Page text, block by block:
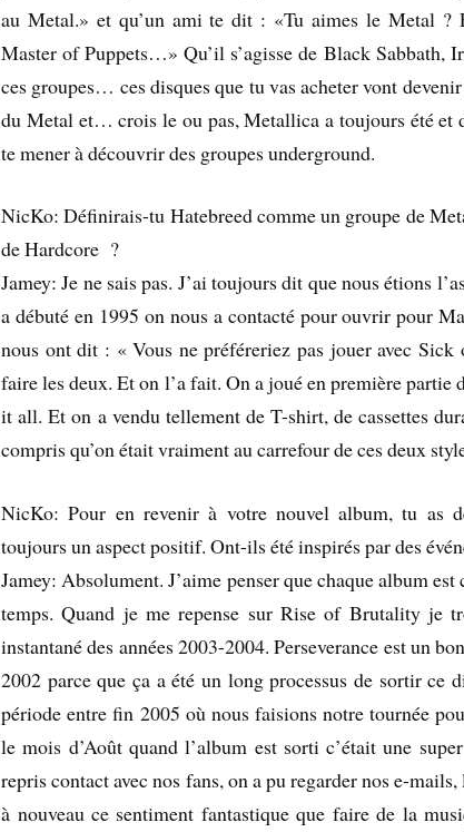
au Metal.» et qu’un ami te dit : «Tu aimes le Metal ?
Master of Puppets…» Qu’il s’agisse de Black Sabbath,
ces groupes… ces disques que tu vas acheter vont
du Metal et… crois le ou pas, Metallica a toujours été et
te mener à découvrir des groupes underground.
NicKo: Définirais-tu Hatebreed comme un groupe de
de Hardcore ?
Jamey: Je ne sais pas. J’ai toujours dit que nous étions
a débuté en 1995 on nous a contacté pour ouvrir pour
nous ont dit : « Vous ne préféreriez pas jouer avec
faire les deux. Et on l’a fait. On a joué en première partie
it all. Et on a vendu tellement de T-shirt, de cassettes
compris qu’on était vraiment au carrefour de ces deux
NicKo: Pour en revenir à votre nouvel album, tu as
toujours un aspect positif. Ont-ils été inspirés par des
Jamey: Absolument. J’aime penser que chaque album
temps. Quand je me repense sur Rise of Brutality je
instantané des années 2003-2004. Perseverance est un
2002 parce que ça a été un long processus de sortir ce
période entre fin 2005 où nous faisions notre tournée
le mois d’Août quand l’album est sorti c’était une
repris contact avec nos fans, on a pu regarder nos e-
à nouveau ce sentiment fantastique que faire de la